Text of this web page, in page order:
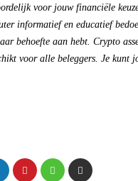
voor jouw financiële
informatief en educatief
behoefte aan hebt. Crypto
voor alle beleggers. Je kunt